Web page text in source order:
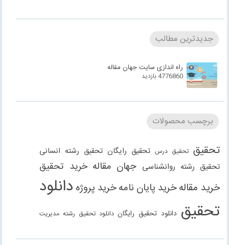
جدیدترین مطالب
راه اندازی سایت جهان مقاله
4776860 بازدید
برچسب محصولات
تحقیق تحقیق درس تحقیق رایگان تحقیق رشته انسانی
تحقیق رشته روانشناسی جهان مقاله خرید تحقیق
خرید مقالهخرید پایان نامهخرید پروژه دانلود
تحقیق دانلود تحقیق رایگان دانلود تحقیق رشته مدیریت
دانلود مقاله دانلود مقاله رایگان دانلود مقاله رشته